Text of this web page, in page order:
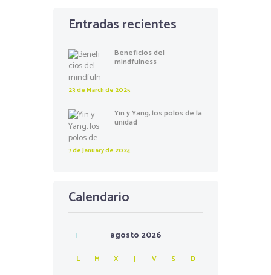
Entradas recientes
Beneficios del
mindfulness
23 de March de 2025
Yin y Yang, los polos de la
unidad
7 de January de 2024
Calendario
agosto 2026
L M X J V S D